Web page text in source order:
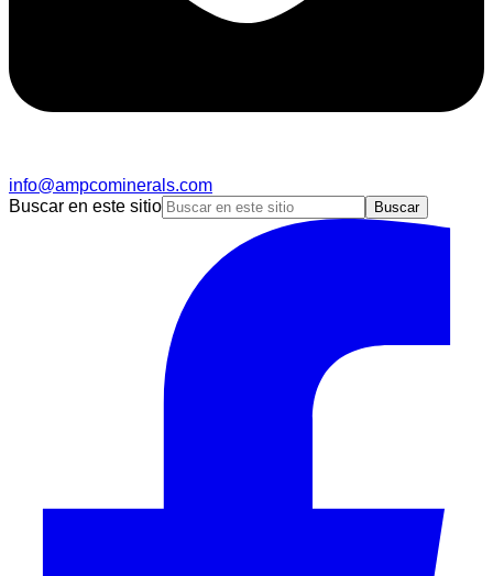
info@ampcominerals.com
Buscar en este sitio